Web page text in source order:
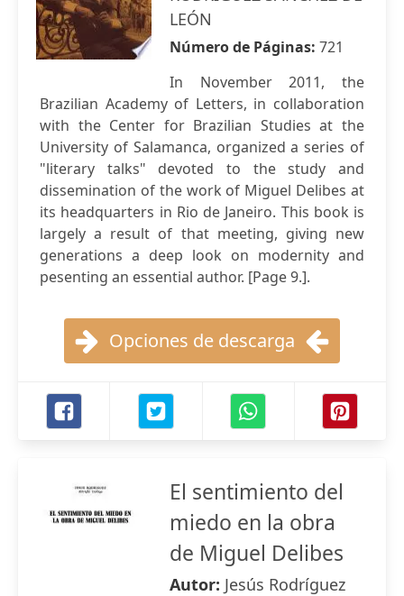
LEÓN
Número de Páginas: 721
In November 2011, the
Brazilian Academy of Letters, in collaboration
with the Center for Brazilian Studies at the
University of Salamanca, organized a series of
"literary talks" devoted to the study and
dissemination of the work of Miguel Delibes at
its headquarters in Rio de Janeiro. This book is
largely a result of that meeting, giving new
generations a deep look on modernity and
pesenting an essential author. [Page 9.].
Opciones de descarga
El sentimiento del
miedo en la obra
de Miguel Delibes
Autor: Jesús Rodríguez